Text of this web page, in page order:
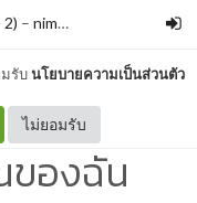
รับนโยบายความเป็นส่วนตัว
ไม่ยอมรับ
2) – nimon
ม้ไฟ และ
องฉัน